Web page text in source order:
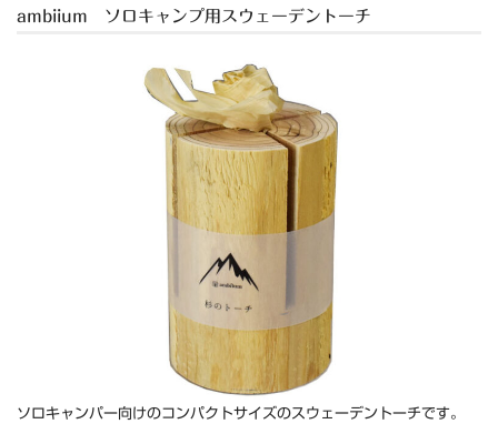
ambiium ソロキャンプ用スウェーデントーチ
ソロキャンパー向けのコンパクトサイズのスウェーデントーチです。